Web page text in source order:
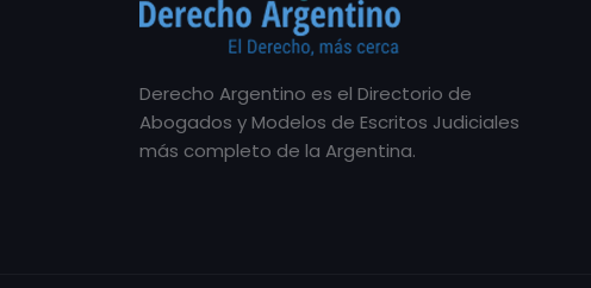
Derecho Argentino es el Directorio de
Abogados y Modelos de Escritos Judiciales
más completo de la Argentina.